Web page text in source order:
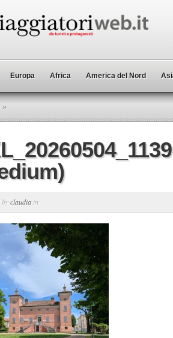
Europa Africa America del Nord
»
byclaudia in